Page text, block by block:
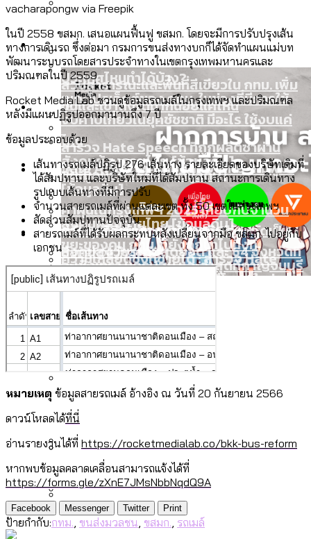
เมื่อแยกท่องเที่ยวออกจากกีฬา กระทรวง
ใหม่จะมีงบฯ ประมาณเท่าไร
สมุดจดการบ้าน ส.ก. 2569 : แต่ละเขตมี
ปัญหาอะไรที่ ส.ก. ต้องทำการบ้าน
Vote62 ขอบคุณประชาชนที่ร่วม
สังเกตการณ์การเลือกตั้งชวนคุยกันถึงบท
เรียนที่เราได้รับจากเลือกตั้ง กรุงเทพฯ –
กทม. มีอำนาจแค่ไหน ในการแก้ปัญหาให้คน
ลัดวงจรมากที่สุด
สวนสาธารณะและพื้นที่สีเขียวใน กทม. เพิ่ม
ขึ้นและเข้าถึงได้มากน้อยแค่ไหน
ขยะมูลฝอย 2568 [ข้อมูลดิบ]
ขยะของคน กทม. ที่ยังถูกนำไปทิ้งที่
ฉะเชิงเทรา นครปฐม และล่าสุดที่กาญจนบุรี
งบระบายน้ำ-ป้องกันน้ำท่วม 4 ปี (2566-
2569) ของ กทม. ในยุคชัชชาติ ลงเขตไหน
ทำอะไรบ้าง
โลกใบเดียว สิทธิไม่เท่ากัน: กฎหมายการ
รับรองเพศของ Transgender ทั่วโลก
ประเทศไหนทำได้บ้าง?
สำรวจ Hate Speech ที่ถูกผลิตซ้ำผ่าน
วิดีโอ AI ในช่วงความขัดแย้งไทย-กัมพูชา
[ข้อมูลดิบ]
ความเกลียดชังที่ขายได้ : สำรวจ Hate
Speech ที่ถูกผลิตซ้ำผ่านวิดีโอ AI ในช่วง
กรุงเทพฯ เมืองคอนเสิร์ต : สำรวจ
คอนเสิร์ตและแฟนมีตติ้งในไทยจำนวน 526
งาน ตั้งแต่ปี 2023-2024
ปีนกำแพงส่องซีรีส์จีน: จีนส่งออกภาพ
ลักษณ์แบบไหนสู่สายตาโลก
Economy
เมกะโปรเจ็กต์ของ กทม. ในช่วงที่มีการใช้
งบคาบเกี่ยวในยุคชัชชาติ มีอะไร ใช้งบแค่
ไหน
ค่าฝุ่นในกรุงเทพฯ 2025 เทียบกับจำนวน
ควันบุหรี่ที่เข้าปอด [ข้อมูลดิบ]
Bangkok Index 2025
สำรวจงบประมาณรายเขตในกรุงเทพฯ
ผ่าน Bangkok Index 2025
สำรวจรายได้จากการจัดเก็บภาษีใน
กรุงเทพฯ ผ่าน Bangkok Index 2025
Future
สังคมผู้สูงอายุไทย [ข้อมูลดิบ]
สำรวจสังคมผู้สูงอายุไทย : 6 จังหวัดเป็น
สังคมสูงวัยระดับสุดยอด และ 64 จังหวัดที่
ตายมากกว่าเกิด
กรุงเทพฯ เมืองสังคมผู้สูงอายุ [ข้อมูลดิบ]
กรุงเทพฯ เมืองสังคมผู้สูงอายุ : 36 เขตมี
คนตายมากกว่าคนเกิด 18 เขตเป็นสังคมผู้
สูงอายุระดับสุดยอด
Bangkok Index 2025 : อันดับความน่าอยู่
Database
สังคมผู้สูงอายุไทย [ข้อมูลดิบ]
สำรวจเหตุไฟไหม้ในกรุงเทพฯ 2568
[ข้อมูลดิบ]
คำนำหน้านามและกฎหมายสมรสเท่าเทียม
[ข้อมูลดิบ]
กรุงเทพฯ เมืองสังคมผู้สูงอายุ [ข้อมูลดิบ]
Project
Bangkok Index
Bangkok Index 2022
DEMO Thailand
About Us
vacharapongw via Freepik
ในปี 2558 ขสมก. เสนอแผนฟื้นฟู ขสมก. โดยจะมีการปรับปรุงเส้น
ทางการเดินรถ ซึ่งต่อมา กรมการขนส่งทางบกก็ได้จัดทำแผนแม่บท
พัฒนาระบบรถโดยสารประจําทางในเขตกรุงเทพมหานครและ
ปริมณฑลในปี 2559
Rocket Media Lab ชวนดูข้อมูลรถเมล์ในกรุงเทพฯ และปริมณฑล
หลังมีแผนปฏิรูปออกมานานถึง 7 ปี
ข้อมูลประกอบด้วย
เส้นทางรถเมล์ปฏิรูป 276 เส้นทาง รายละเอียดของบริษัทเดิมที่
ได้สัมปทาน และบริษัทใหม่ที่ได้สัมปทาน สถานะการเดินทาง
รูปแบบเส้นทางที่มีการปรับ
จำนวนสายรถเมล์ที่ผ่านแต่ละเขต ทั้ง 50 เขตในกรุงเทพฯ
สัดส่วนสัมปทานปัจจุบัน
สายรถเมล์ที่ได้รับผลกระทบหลังเปลี่ยนจากมือ ขสมก. ไปอยู่กับ
เอกชน
หมายเหตุ ข้อมูลสายรถเมล์ อ้างอิง ณ วันที่ 20 กันยายน 2566
ดาวน์โหลดได้ที่นี่
อ่านรายงานได้ที่ https://rocketmedialab.co/bkk-bus-reform
หากพบข้อมูลคลาดเคลื่อนสามารถแจ้งได้ที่
https://forms.gle/zXnE7JMsNbbNqdQ9A
Facebook Messenger Twitter Print
ป้ายกำกับ:กทม. ขนส่งมวลชน ขสมก. รถเมล์